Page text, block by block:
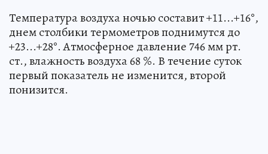
Температура воздуха ночью составит +11...+16°,
днем столбики термометров поднимутся до
+23...+28°. Атмосферное давление 746 мм рт.
ст., влажность воздуха 68 %. В течение суток
первый показатель не изменится, второй
понизится.